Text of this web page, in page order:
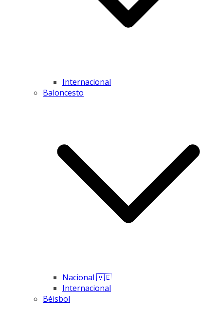
Internacional
Baloncesto
Nacional 🇻🇪
Internacional
Béisbol